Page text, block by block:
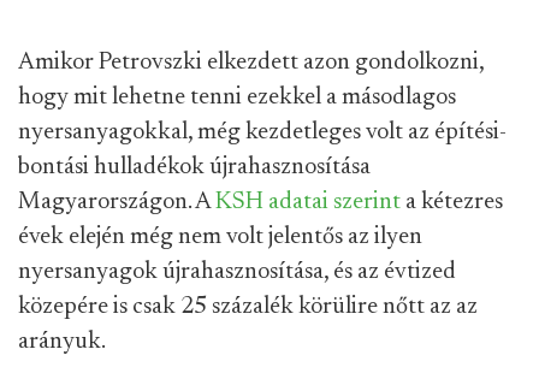
Amikor Petrovszki elkezdett azon gondolkozni,
hogy mit lehetne tenni ezekkel a másodlagos
nyersanyagokkal, még kezdetleges volt az építési-
bontási hulladékok újrahasznosítása
Magyarországon. AKSH adatai szerint a kétezres
évek elején még nem volt jelentős az ilyen
nyersanyagok újrahasznosítása, és az évtized
közepére is csak 25 százalék körülire nőtt az az
arányuk.